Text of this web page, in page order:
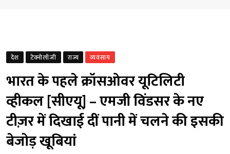
देश टेक्नोलॉजी राज्य व्यवसाय
भारत के पहले क्रॉसओवर यूटिलिटी
व्हीकल [सीएयू] – एमजी विंडसर के नए
टीज़र में दिखाई दीं पानी में चलने की इसकी
बेजोड़ खूबियां